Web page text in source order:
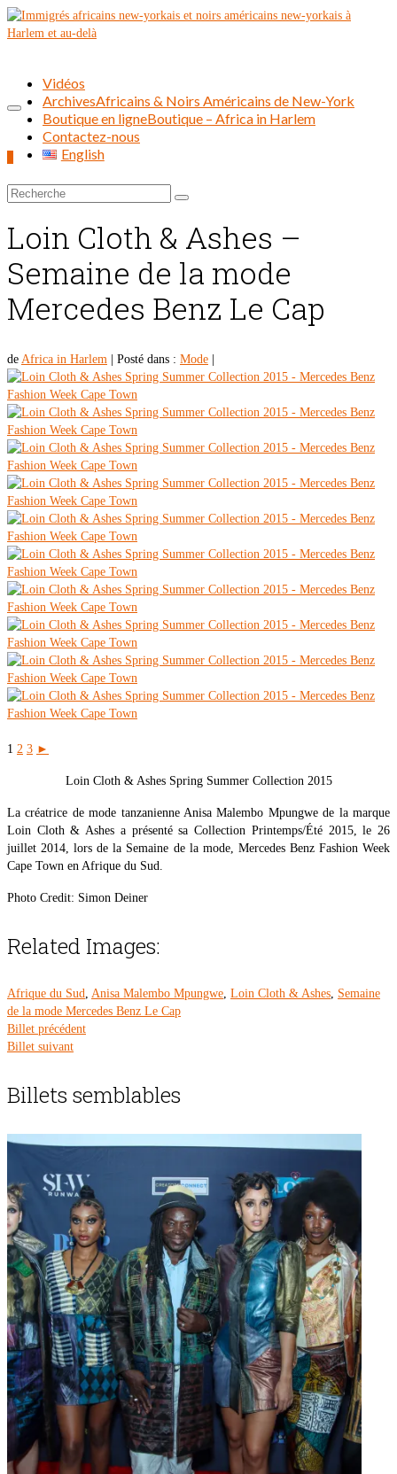
Rechercher :
Vidéos
ArchivesAfricains & Noirs Américains de New-York
Boutique en ligneBoutique – Africa in Harlem
Contactez-nous
English
Loin Cloth & Ashes –
Semaine de la mode
Mercedes Benz Le Cap
de Africa in Harlem Posté dans : Mode
1 2 3 ►
Loin Cloth & Ashes Spring Summer Collection 2015
La créatrice de mode tanzanienne Anisa Malembo Mpungwe de la marque
Loin Cloth & Ashes a présenté sa Collection Printemps/Été 2015, le 26
juillet 2014, lors de la Semaine de la mode, Mercedes Benz Fashion Week
Cape Town en Afrique du Sud.
Photo Credit: Simon Deiner
Related Images:
Afrique du Sud, Anisa Malembo Mpungwe, Loin Cloth & Ashes, Semaine
de la mode Mercedes Benz Le Cap
Billet précédent
Billet suivant
Billets semblables